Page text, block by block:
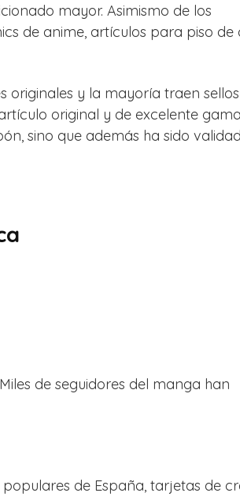
mayor. Asimismo de los
de anime, artículos para piso de
originales y la mayoría traen sellos
original y de excelente
sino que además ha sido
de seguidores del manga han
de España, tarjetas de